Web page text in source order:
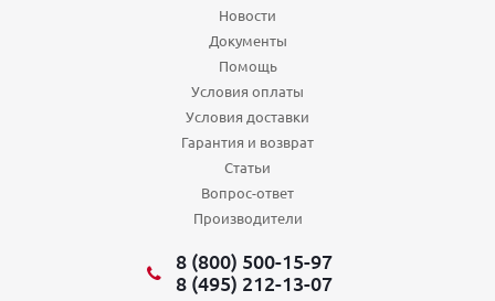
Новости
Документы
Помощь
Условия оплаты
Условия доставки
Гарантия и возврат
Статьи
Вопрос-ответ
Производители
8 (800) 500-15-97
8 (495) 212-13-07